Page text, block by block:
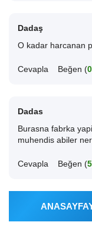
Dadaş
O kadar harcanan
Cevapla Beğen (0
Dadas
Burasna fabrka
muhendis abiler
Cevapla Beğen (5